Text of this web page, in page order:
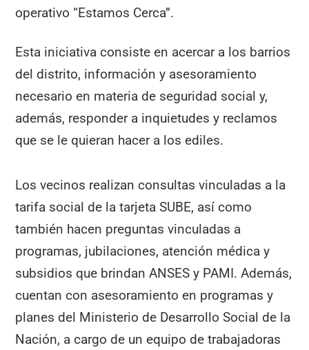
operativo “Estamos Cerca”.
Esta iniciativa consiste en acercar a los barrios
del distrito, información y asesoramiento
necesario en materia de seguridad social y,
además, responder a inquietudes y reclamos
que se le quieran hacer a los ediles.
Los vecinos realizan consultas vinculadas a la
tarifa social de la tarjeta SUBE, así como
también hacen preguntas vinculadas a
programas, jubilaciones, atención médica y
subsidios que brindan ANSES y PAMI. Además,
cuentan con asesoramiento en programas y
planes del Ministerio de Desarrollo Social de la
Nación, a cargo de un equipo de trabajadoras